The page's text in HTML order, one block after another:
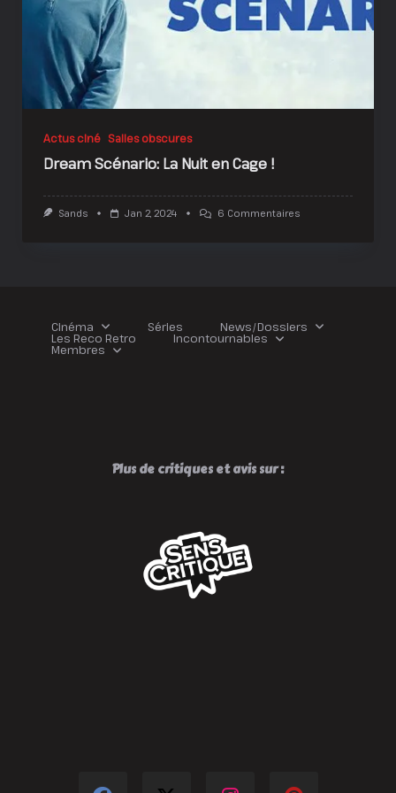
Actus ciné Salles obscures
Dream Scénario: La Nuit en Cage !
Sands Jan 2, 2024 6 CommentairesSur
Cinéma Séries News/Dossiers
Les Reco Retro Incontournables
Membres
Plus de critiques et avis sur :